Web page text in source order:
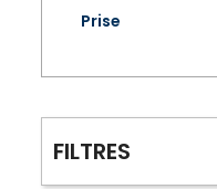
Prise
FILTRES